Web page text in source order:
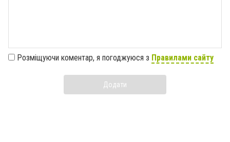
Розміщуючи коментар, я погоджуюся з Правилами сайту
Додати